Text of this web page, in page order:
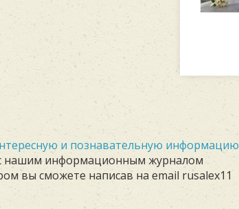
и познавательную информацию
нашим информационным журналом
вы сможете написав на email rusalex11